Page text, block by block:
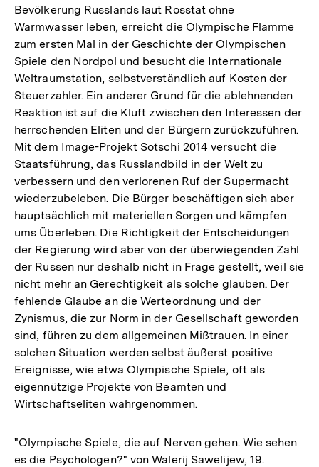
Bevölkerung Russlands laut Rosstat ohne
Warmwasser leben, erreicht die Olympische Flamme
zum ersten Mal in der Geschichte der Olympischen
Spiele den Nordpol und besucht die Internationale
Weltraumstation, selbstverständlich auf Kosten der
Steuerzahler. Ein anderer Grund für die ablehnenden
Reaktion ist auf die Kluft zwischen den Interessen der
herrschenden Eliten und der Bürgern zurückzuführen.
Mit dem Image-Projekt Sotschi 2014 versucht die
Staatsführung, das Russlandbild in der Welt zu
verbessern und den verlorenen Ruf der Supermacht
wiederzubeleben. Die Bürger beschäftigen sich aber
hauptsächlich mit materiellen Sorgen und kämpfen
ums Überleben. Die Richtigkeit der Entscheidungen
der Regierung wird aber von der überwiegenden Zahl
der Russen nur deshalb nicht in Frage gestellt, weil sie
nicht mehr an Gerechtigkeit als solche glauben. Der
fehlende Glaube an die Werteordnung und der
Zynismus, die zur Norm in der Gesellschaft geworden
sind, führen zu dem allgemeinen Mißtrauen. In einer
solchen Situation werden selbst äußerst positive
Ereignisse, wie etwa Olympische Spiele, oft als
eigennützige Projekte von Beamten und
Wirtschaftseliten wahrgenommen.
"Olympische Spiele, die auf Nerven gehen. Wie sehen
es die Psychologen?" von Walerij Sawelijew, 19.